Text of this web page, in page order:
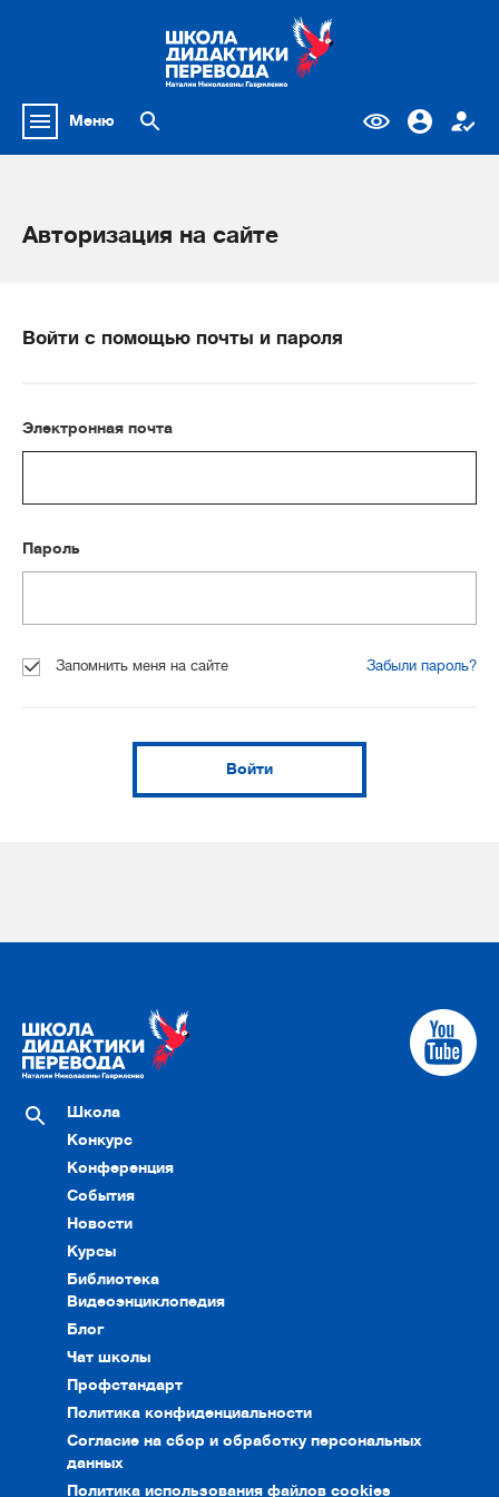
Меню
Авторизация на сайте
Войти с помощью почты и пароля
Электронная почта
Пароль
Запомнить меня на сайте Забыли пароль?
Войти
Школа
Конкурс
Конференция
События
Новости
Курсы
Библиотека
Видеоэнциклопедия
Блог
Чат школы
Профстандарт
Политика конфиденциальности
Согласие на сбор и обработку персональных
данных
Политика использования файлов cookies